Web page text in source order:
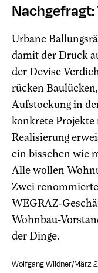
Urbane
damit der Druck
der Devise
rücken
Aufstockung in
konkrete Projekte
Realisierung
ein bisschen wie
Alle wollen
Zwei
WEGRAZ-
Wohnbau-
der Dinge.
Wolfgang Wildner/März